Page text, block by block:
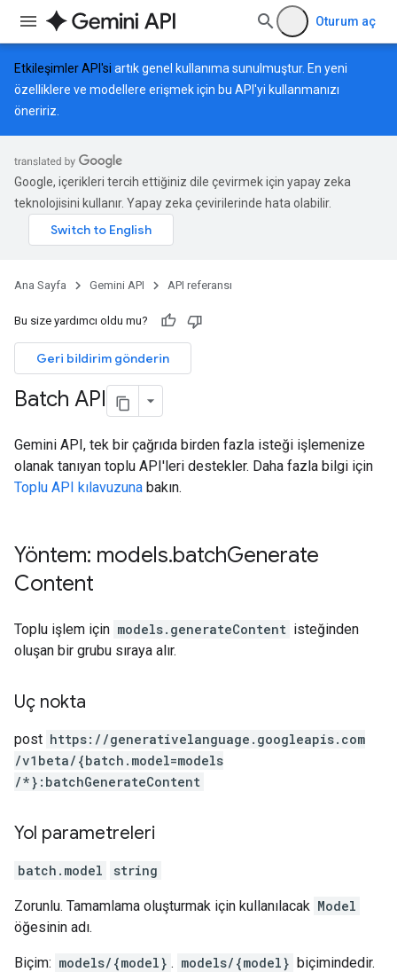
Oturum aç
Etkileşimler API'si artık genel kullanıma sunulmuştur. En yeni
özelliklere ve modellere erişmek için bu API'yi kullanmanızı
öneririz.
Google, içerikleri tercih ettiğiniz dile çevirmek için yapay zeka
teknolojisini kullanır. Yapay zeka çevirilerinde hata olabilir.
Ana Sayfa Gemini API API referansı
Bu size yardımcı oldu mu?
Geri bildirim gönderin
Batch API
Gemini API, tek bir çağrıda birden fazla isteği işlemenize
olanak tanıyan toplu API'leri destekler. Daha fazla bilgi için
Toplu API kılavuzuna bakın.
Yöntem: models.batchGenerate
Content
Toplu işlem için models.generateContent isteğinden
oluşan bir grubu sıraya alır.
Uç nokta
post https: / /generativelanguage.googleapis.com
/v1beta/{batch.model=models
/*}:batchGenerateContent
Yol parametreleri
batch.model string
Zorunlu. Tamamlama oluşturmak için kullanılacak Model
öğesinin adı.
Biçim: models/{model} . models/{model} biçimindedir.